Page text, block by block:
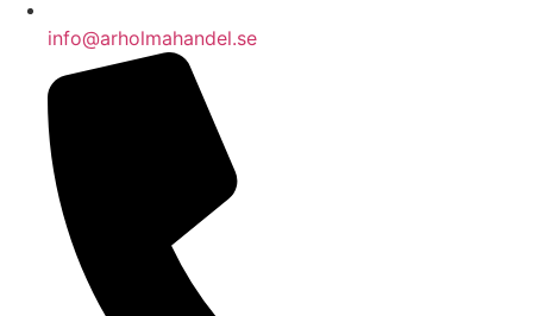
info@arholmahandel.se